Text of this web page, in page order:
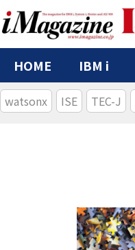
HOME IBM i
watsonx ISE TEC-J